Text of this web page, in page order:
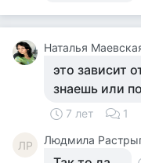
Наталья
это зависит
знаешь или
7 лет 1
ЛР Людмила